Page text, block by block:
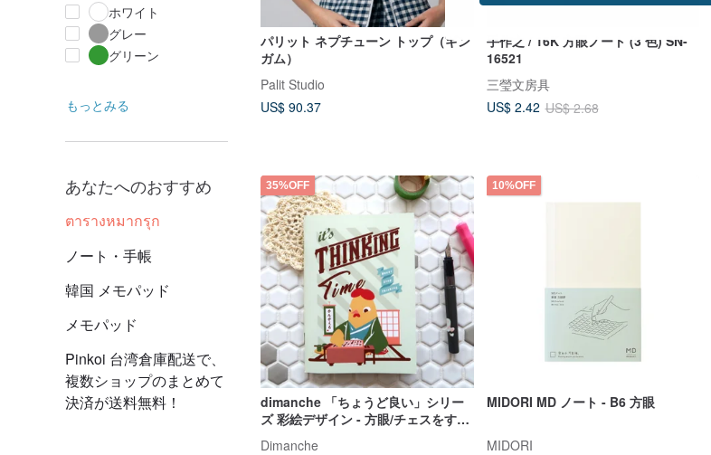
ホワイト
グレー
グリーン
もっとみる
あなたへのおすすめ
ตารางหมากรุก
ノート・手帳
韓国 メモパッド
メモパッド
Pinkoi 台湾倉庫配送で、
複数ショップのまとめて
決済が送料無料！
パリット ネプチューン トップ（ギン
ガム）
Palit Studio
US$ 90.37
手作之 / 16K 方眼ノート (3 色) SN-
16521
三瑩文房具
US$ 2.42 US$ 2.68
35%OFF
dimanche 「ちょうど良い」シリー
ズ 彩絵デザイン - 方眼/チェスをする
ニワトリ
Dimanche
10%OFF
MIDORI MD ノート - B6 方眼
MIDORI